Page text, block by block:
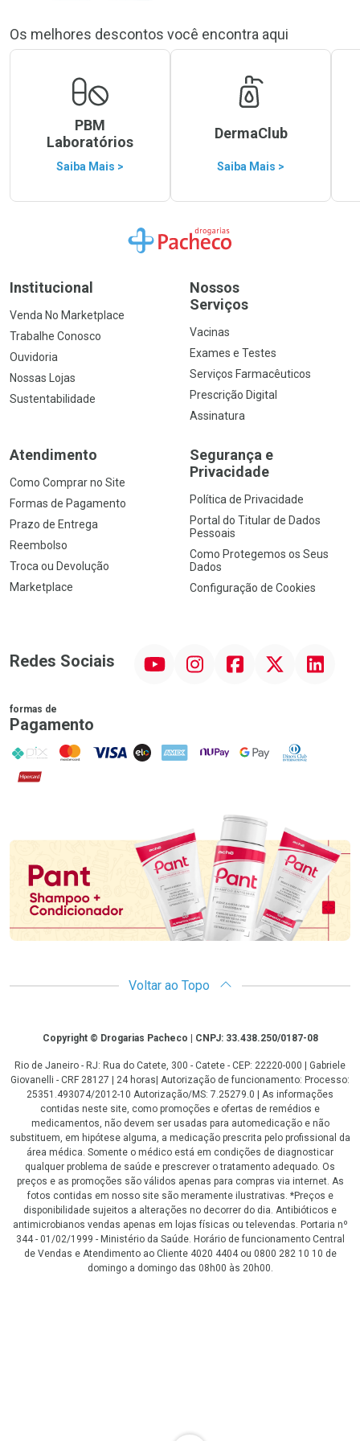
Os melhores descontos você encontra aqui
PBM
Laboratórios
Saiba Mais >
DermaClub
Saiba Mais >
Ir para a Home
Institucional
Venda No Marketplace
Trabalhe Conosco
Ouvidoria
Nossas Lojas
Sustentabilidade
Nossos
Serviços
Vacinas
Exames e Testes
Serviços Farmacêuticos
Prescrição Digital
Assinatura
Atendimento
Como Comprar no Site
Formas de Pagamento
Prazo de Entrega
Reembolso
Troca ou Devolução
Marketplace
Segurança e
Privacidade
Política de Privacidade
Portal do Titular de Dados
Pessoais
Como Protegemos os Seus
Dados
Configuração de Cookies
Redes Sociais InstagramFacebookTwitter Linkedin
formas de
Pagamento
PIX MasterCard
VISA ELO AMEX NuPay Google PayDiners Club
Hipercard
Promoção em Destaque
Voltar ao Topo
CopyrightCopyright © Drogarias Pacheco | CNPJ: 33.438.250/0187-08
Rio de Janeiro - RJ: Rua do Catete, 300 - Catete - CEP: 22220-000 | Gabriele
Giovanelli - CRF 28127 | 24 horas| Autorização de funcionamento: Processo:
25351.493074/2012-10 Autorização/MS: 7.25279.0 | As informações
contidas neste site, como promoções e ofertas de remédios e
medicamentos, não devem ser usadas para automedicação e não
substituem, em hipótese alguma, a medicação prescrita pelo profissional da
área médica. Somente o médico está em condições de diagnosticar
qualquer problema de saúde e prescrever o tratamento adequado. Os
preços e as promoções são válidos apenas para compras via internet. As
fotos contidas em nosso site são meramente ilustrativas. *Preços e
disponibilidade sujeitos a alterações no decorrer do dia. Antibióticos e
antimicrobianos vendas apenas em lojas físicas ou televendas. Portaria nº
344 - 01/02/1999 - Ministério da Saúde. Horário de funcionamento Central
de Vendas e Atendimento ao Cliente 4020 4404 ou 0800 282 10 10 de
domingo a domingo das 08h00 às 20h00.